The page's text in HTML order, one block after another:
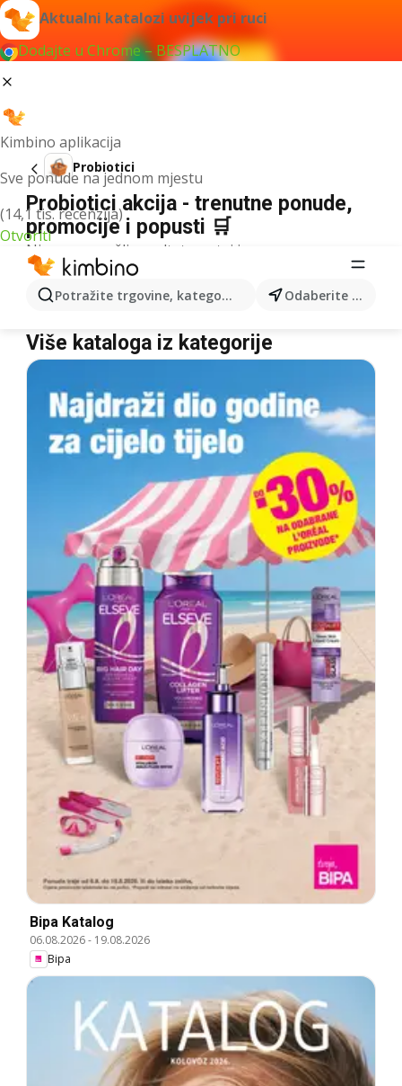
Aktualni katalozi uvijek pri ruci
Dodajte u Chrome – BESPLATNO
Kimbino aplikacija
Sve ponude na jednom mjestu
(14,1 tis. recenzija)
Otvoriti
Potražite trgovine, kategorije, proizvode... Odaberite grad
Probiotici
Probiotici akcija - trenutne ponude,
promocije i popusti 🛒
Nismo pronašli rezultate za taj izraz.
Probiotici u akciji - Gdje kupiti?
Bipa Müller Probiotici
Više kataloga iz kategorije
Bipa Katalog
06.08.2026- 19.08.2026
Bipa